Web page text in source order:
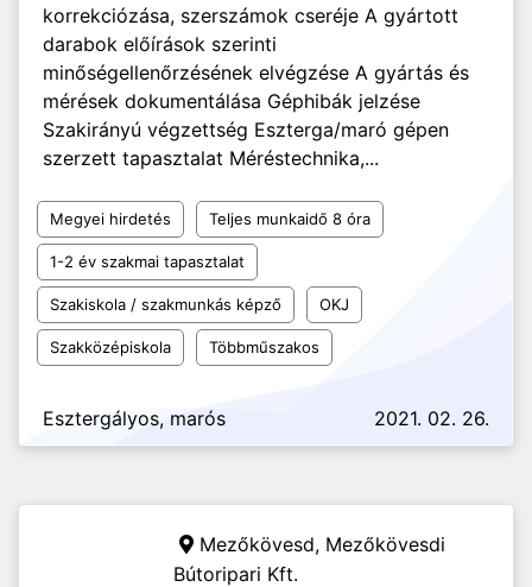
korrekciózása, szerszámok cseréje A gyártott
darabok előírások szerinti
minőségellenőrzésének elvégzése A gyártás és
mérések dokumentálása Géphibák jelzése
Szakirányú végzettség Eszterga/maró gépen
szerzett tapasztalat Méréstechnika,...
Megyei hirdetés Teljes munkaidő 8 óra
1-2 év szakmai tapasztalat
Szakiskola / szakmunkás képző OKJ
Szakközépiskola Többműszakos
Esztergályos, marós 2021. 02. 26.
Mezőkövesd, Mezőkövesdi
Bútoripari Kft.